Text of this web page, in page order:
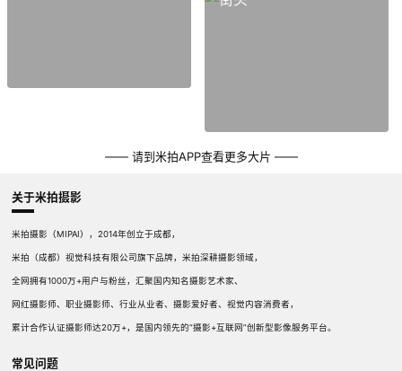
—— 请到米拍APP查看更多大片 ——
关于米拍摄影
米拍摄影（MIPAI），2014年创立于成都，
米拍（成都）视觉科技有限公司旗下品牌，米拍深耕摄影领域，
全网拥有1000万+用户与粉丝，汇聚国内知名摄影艺术家、
网红摄影师、职业摄影师、行业从业者、摄影爱好者、视觉内容消费者，
累计合作认证摄影师达20万+，是国内领先的“摄影+互联网”创新型影像服务平台。
常见问题